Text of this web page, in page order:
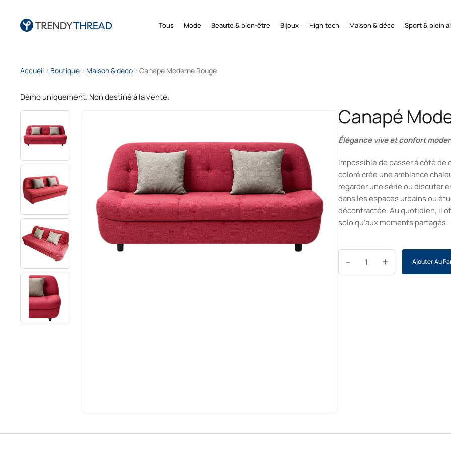
Tous Mode Beauté & bien-être Bijoux High‑tech Maison & déco Sport & plein
Accueil / Boutique / Maison & déco / Canapé Moderne Rouge
Démo uniquement. Non destiné à la vente.
Canapé
Élégance vive et confort
Impossible de passer à côté
coloré crée une ambiance
regarder une série ou discuter
dans les espaces urbains ou
décontractée. Au quotidien, il
solo qu’aux moments partagés.
+
- Ajouter Au